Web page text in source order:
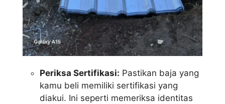
Periksa Sertifikasi: Pastikan baja yang
kamu beli memiliki sertifikasi yang
diakui. Ini seperti memeriksa identitas